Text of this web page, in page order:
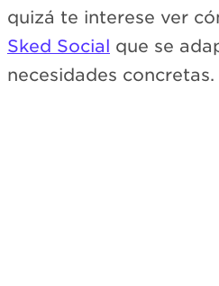
quizá te interese ver
Sked Social que se
necesidades